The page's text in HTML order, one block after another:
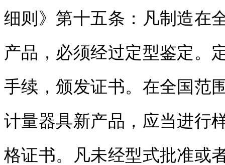
细则》第十五条：凡制造在
产品，必须经过定型鉴定。
手续，颁发证书。在全国范
计量器具新产品，应当进行
格证书。凡未经型式批准或